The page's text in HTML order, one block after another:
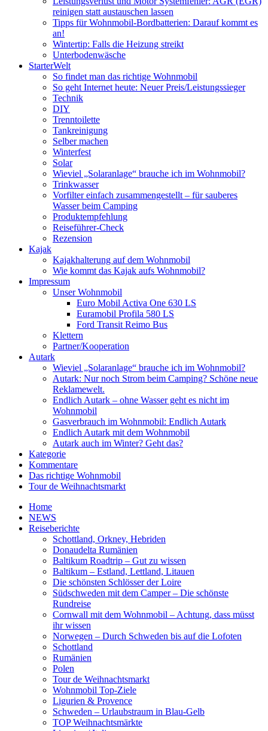
reinigen statt austauschen lassen
Tipps für Wohnmobil-Bordbatterien: Darauf kommt es
an!
Wintertip: Falls die Heizung streikt
Unterbodenwäsche
StarterWelt
So findet man das richtige Wohnmobil
So geht Internet heute: Neuer Preis/Leistungssieger
Technik
DIY
Trenntoilette
Tankreinigung
Selber machen
Winterfest
Solar
Wieviel „Solaranlage“ brauche ich im Wohnmobil?
Trinkwasser
Vorfilter einfach zusammengestellt – für sauberes
Wasser beim Camping
Produktempfehlung
Reiseführer-Check
Rezension
Kajak
Kajakhalterung auf dem Wohnmobil
Wie kommt das Kajak aufs Wohnmobil?
Impressum
Unser Wohnmobil
Euro Mobil Activa One 630 LS
Euramobil Profila 580 LS
Ford Transit Reimo Bus
Klettern
Partner/Kooperation
Autark
Wieviel „Solaranlage“ brauche ich im Wohnmobil?
Autark: Nur noch Strom beim Camping? Schöne neue
Reklamewelt.
Endlich Autark – ohne Wasser geht es nicht im
Wohnmobil
Gasverbrauch im Wohnmobil: Endlich Autark
Endlich Autark mit dem Wohnmobil
Autark auch im Winter? Geht das?
Kategorie
Kommentare
Das richtige Wohnmobil
Tour de Weihnachtsmarkt
Home
NEWS
Reiseberichte
Schottland, Orkney, Hebriden
Donaudelta Rumänien
Baltikum Roadtrip – Gut zu wissen
Baltikum – Estland, Lettland, Litauen
Die schönsten Schlösser der Loire
Südschweden mit dem Camper – Die schönste
Rundreise
Cornwall mit dem Wohnmobil – Achtung, dass müsst
ihr wissen
Norwegen – Durch Schweden bis auf die Lofoten
Schottland
Rumänien
Polen
Tour de Weihnachtsmarkt
Wohnmobil Top-Ziele
Ligurien & Provence
Schweden – Urlaubstraum in Blau-Gelb
TOP Weihnachtsmärkte